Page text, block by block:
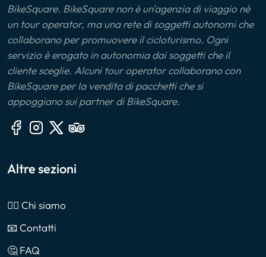
BikeSquare. BikeSquare non è un'agenzia di viaggio nè
un tour operator, ma una rete di soggetti autonomi che
collaborano per promuovere il cicloturismo. Ogni
servizio è erogato in autonomia dai soggetti che il
cliente sceglie. Alcuni tour operator collaborano con
BikeSquare per la vendita di pacchetti che si
appoggiano sui partner di BikeSquare.
Altre sezioni
🙎‍♂️ Chi siamo
📧 Contatti
🤔 FAQ